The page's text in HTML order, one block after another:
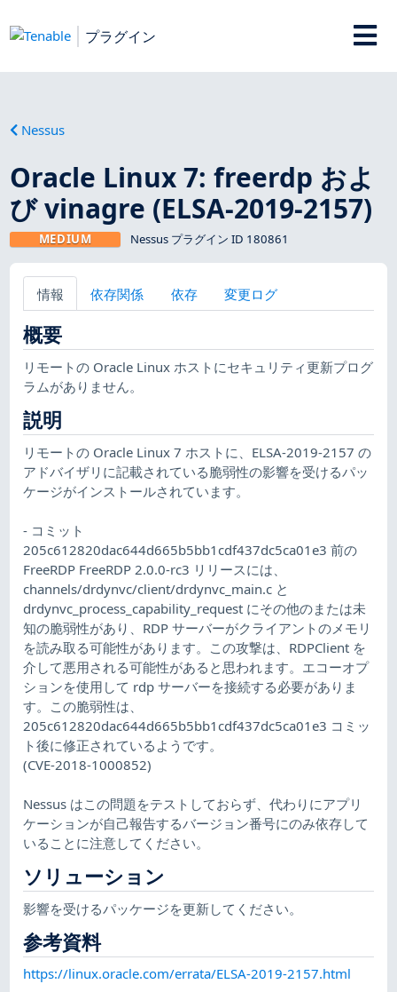
プラグイン
Nessus
Oracle Linux 7: freerdp およ
び vinagre (ELSA-2019-2157)
MEDIUM Nessus プラグイン ID 180861
情報 依存関係 依存 変更ログ
概要
リモートの Oracle Linux ホストにセキュリティ更新プログ
ラムがありません。
説明
リモートの Oracle Linux 7 ホストに、ELSA-2019-2157 の
アドバイザリに記載されている脆弱性の影響を受けるパッ
ケージがインストールされています。
- コミット
205c612820dac644d665b5bb1cdf437dc5ca01e3 前の
FreeRDP FreeRDP 2.0.0-rc3 リリースには、
channels/drdynvc/client/drdynvc_main.c と
drdynvc_process_capability_request にその他のまたは未
知の脆弱性があり、RDP サーバーがクライアントのメモリ
を読み取る可能性があります。この攻撃は、RDPClient を
介して悪用される可能性があると思われます。エコーオプ
ションを使用して rdp サーバーを接続する必要がありま
す。この脆弱性は、
205c612820dac644d665b5bb1cdf437dc5ca01e3 コミッ
ト後に修正されているようです。
(CVE-2018-1000852)
Nessus はこの問題をテストしておらず、代わりにアプリ
ケーションが自己報告するバージョン番号にのみ依存して
いることに注意してください。
ソリューション
影響を受けるパッケージを更新してください。
参考資料
https://linux.oracle.com/errata/ELSA-2019-2157.html